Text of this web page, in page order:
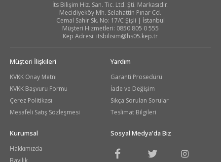
İts Bilişim Hiz. San. Tic. Ltd. Şti. Markasıdır.
Mecidiyeköy Mh. Selahattin Pınar Cd.
Cemal Sahir Sk. No: 17/C Şişli | İstanbul
Müşteri Hizmetleri: 0850 805 0 555
Kep Adresi: itsbilisim@hs05.kep.tr
Müşteri İlişkileri
KVKK Onay Metni
KVKK Başvuru Formu
Çerez Politikası
Mesafeli Satış Sözleşmesi
Yardım
Garanti Prosedürü
İade ve Değişim
Sıkça Sorulan Sorular
Teslimat Bilgileri
Kurumsal
Hakkımızda
Bayilik
Sosyal Medya'da Biz